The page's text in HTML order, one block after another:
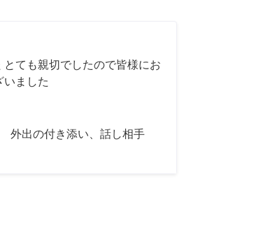
ても親切でしたので皆様にお
いました
外出の付き添い、話し相手